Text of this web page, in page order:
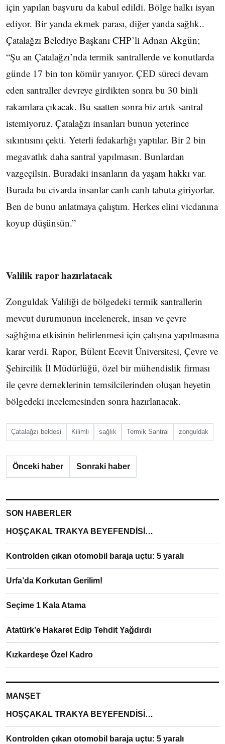
için yapılan başvuru da kabul edildi. Bölge halkı isyan
ediyor. Bir yanda ekmek parası, diğer yanda sağlık..
Çatalağzı Belediye Başkanı CHP’li Adnan Akgün;
“Şu an Çatalağzı’nda termik santrallerde ve konutlarda
günde 17 bin ton kömür yanıyor. ÇED süreci devam
eden santraller devreye girdikten sonra bu 30 binli
rakamlara çıkacak. Bu saatten sonra biz artık santral
istemiyoruz. Çatalağzı insanları bunun yeterince
sıkıntısını çekti. Yeterli fedakarlığı yaptılar. Bir 2 bin
megavatlık daha santral yapılmasın. Bunlardan
vazgeçilsin. Buradaki insanların da yaşam hakkı var.
Burada bu civarda insanlar canlı canlı tabuta giriyorlar.
Ben de bunu anlatmaya çalıştım. Herkes elini vicdanına
koyup düşünsün.”
Valilik rapor hazırlatacak
Zonguldak Valiliği de bölgedeki termik santrallerin
mevcut durumunun incelenerek, insan ve çevre
sağlığına etkisinin belirlenmesi için çalışma yapılmasına
karar verdi. Rapor, Bülent Ecevit Üniversitesi, Çevre ve
Şehircilik İl Müdürlüğü, özel bir mühendislik firması
ile çevre derneklerinin temsilcilerinden oluşan heyetin
bölgedeki incelemesinden sonra hazırlanacak.
Çatalağzı beldesi Kilimli sağlık Termik Santral zonguldak
Önceki haber Sonraki haber
SON HABERLER
HOŞÇAKAL TRAKYA BEYEFENDİSİ…
Kontrolden çıkan otomobil baraja uçtu: 5 yaralı
Urfa’da Korkutan Gerilim!
Seçime 1 Kala Atama
Atatürk’e Hakaret Edip Tehdit Yağdırdı
Kızkardeşe Özel Kadro
MANŞET
HOŞÇAKAL TRAKYA BEYEFENDİSİ…
Kontrolden çıkan otomobil baraja uçtu: 5 yaralı